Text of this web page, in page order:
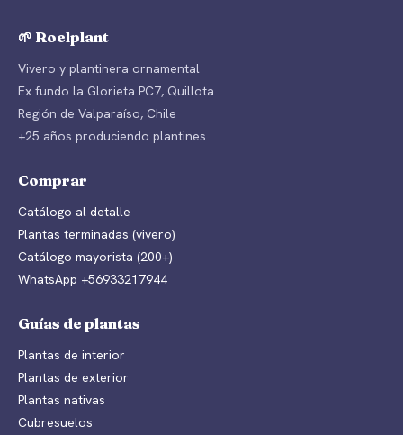
🌱 Roelplant
Vivero y plantinera ornamental
Ex fundo la Glorieta PC7, Quillota
Región de Valparaíso, Chile
+25 años produciendo plantines
Comprar
Catálogo al detalle
Plantas terminadas (vivero)
Catálogo mayorista (200+)
WhatsApp +56933217944
Guías de plantas
Plantas de interior
Plantas de exterior
Plantas nativas
Cubresuelos